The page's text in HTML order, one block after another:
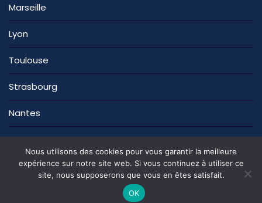
Marseille
Lyon
Toulouse
Strasbourg
Nantes
La rédaction Nous contacter
Mentions légales
Politique de confidentialité
Nous utilisons des cookies pour vous garantir la meilleure
expérience sur notre site web. Si vous continuez à utiliser ce
site, nous supposerons que vous en êtes satisfait.
OK